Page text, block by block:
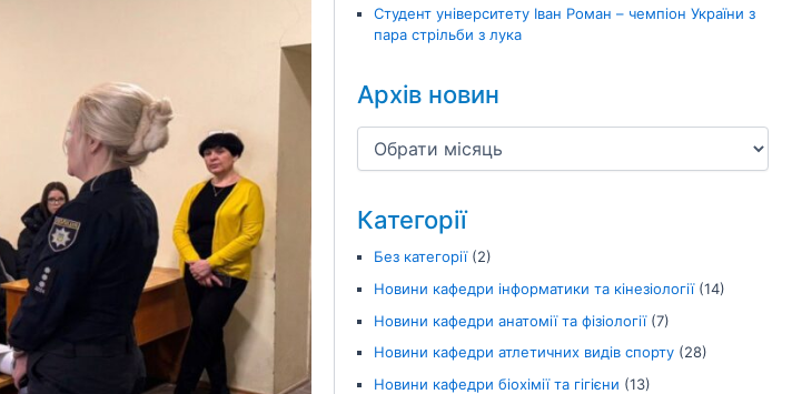
Студент університету Іван Роман – чемпіон України з
пара стрільби з лука
Архів новин
Категорії
Без категорії(2)
Новини кафедри інформатики та кінезіології(14)
Новини кафедри анатомії та фізіології(7)
Новини кафедри атлетичних видів спорту(28)
Новини кафедри біохімії та гігієни (13)